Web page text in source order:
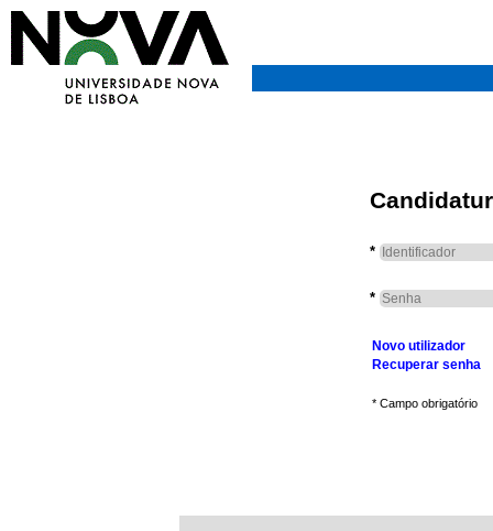
*
*
Novo utilizador
Recuperar senha
* Campo obrigatório